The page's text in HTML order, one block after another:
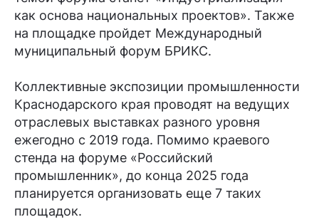
как основа национальных проектов». Также
на площадке пройдет Международный
муниципальный форум БРИКС.
Коллективные экспозиции промышленности
Краснодарского края проводят на ведущих
отраслевых выставках разного уровня
ежегодно с 2019 года. Помимо краевого
стенда на форуме «Российский
промышленник», до конца 2025 года
планируется организовать еще 7 таких
площадок.